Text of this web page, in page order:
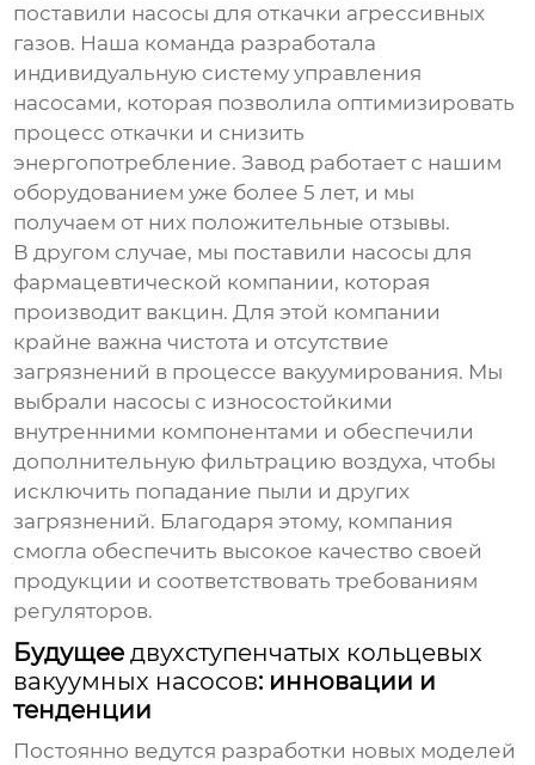
поставили насосы для откачки агрессивных
газов. Наша команда разработала
индивидуальную систему управления
насосами, которая позволила оптимизировать
процесс откачки и снизить
энергопотребление. Завод работает с нашим
оборудованием уже более 5 лет, и мы
получаем от них положительные отзывы.
В другом случае, мы поставили насосы для
фармацевтической компании, которая
производит вакцин. Для этой компании
крайне важна чистота и отсутствие
загрязнений в процессе вакуумирования. Мы
выбрали насосы с износостойкими
внутренними компонентами и обеспечили
дополнительную фильтрацию воздуха, чтобы
исключить попадание пыли и других
загрязнений. Благодаря этому, компания
смогла обеспечить высокое качество своей
продукции и соответствовать требованиям
регуляторов.
Будущеедвухступенчатых кольцевых
вакуумных насосов: инновации и
тенденции
Постоянно ведутся разработки новых моделей